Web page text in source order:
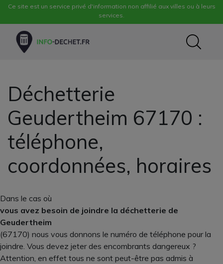
Ce site est un service privé d'information non affilié aux villes ou à leurs
services.
Déchetterie
Geudertheim 67170 :
téléphone,
coordonnées, horaires
Dans le cas où
vous avez besoin de joindre la déchetterie de
Geudertheim
(67170) nous vous donnons le numéro de téléphone pour la
joindre. Vous devez jeter des encombrants dangereux ?
Attention, en effet tous ne sont peut-être pas admis à